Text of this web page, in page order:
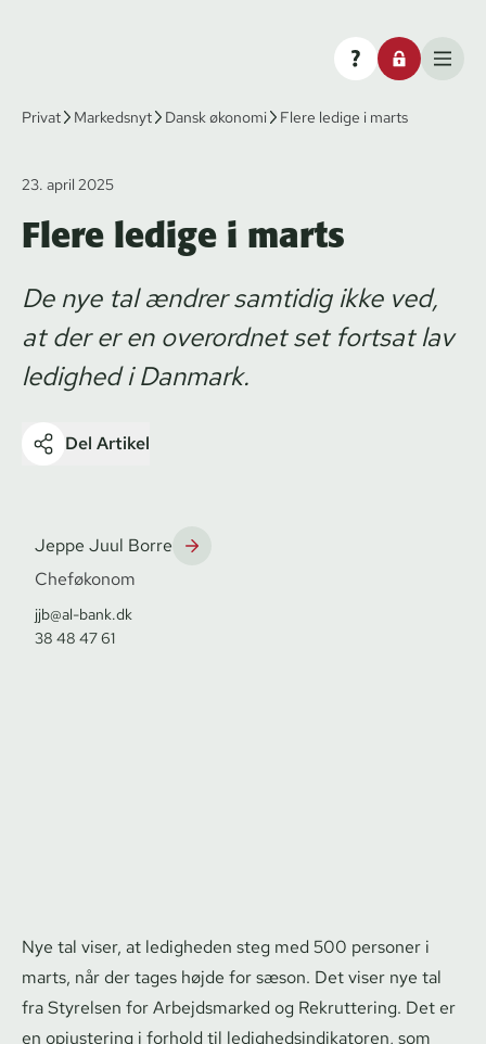
Privat Markedsnyt Dansk økonomi Flere ledige i marts
23. april 2025
Flere ledige i marts
De nye tal ændrer samtidig ikke ved,
at der er en overordnet set fortsat lav
ledighed i Danmark.
Del Artikel
Jeppe Juul Borre
Cheføkonom
jjb@al-bank.dk
38 48 47 61
Nye tal viser, at ledigheden steg med 500 personer i
marts, når der tages højde for sæson. Det viser nye tal
fra Styrelsen for Arbejdsmarked og Rekruttering. Det er
en opjustering i forhold til le­dig­heds­in­di­ka­to­ren, som